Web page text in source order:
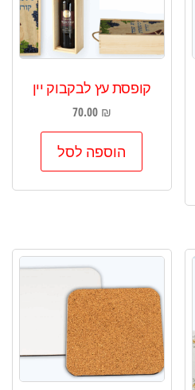
קופסת עץ לבקבוק יין
70.00 ₪
הוספה לסל